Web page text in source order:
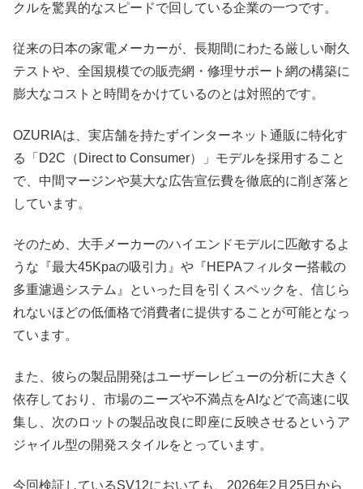
クルを驚異的なスピードで回している企業の一つです。
従来の日本の家電メーカーが、長期間にわたる厳しい耐久
テストや、全国規模での販売網・修理サポート網の構築に
膨大なコストと時間をかけているのとは対照的です。
OZURIAは、実店舗を持たずインターネット通販に特化す
る「D2C（Direct to Consumer）」モデルを採用すること
で、中間マージンや莫大な広告宣伝費を徹底的に削ぎ落と
しています。
そのため、大手メーカーのハイエンドモデルに匹敵するよ
うな『最大45Kpaの吸引力』や『HEPAフィルター搭載の
多重濾過システム』といった目を引くスペックを、信じら
れないほどの低価格で消費者に提供することが可能となっ
ています。
また、彼らの製品開発はユーザーレビューの分析に大きく
依存しており、市場のニーズや不満点をAIなどで高速に収
集し、次のロットの製品改良に即座に反映させるというア
ジャイル型の開発スタイルをとっています。
今回検証しているSV12においても、2026年2月25日から